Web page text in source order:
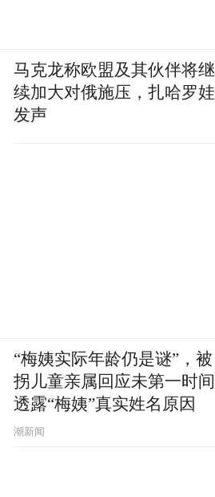
马克龙称欧盟及其伙伴将继
续加大对俄施压，扎哈罗娃
发声
“梅姨实际年龄仍是谜”，被
拐儿童亲属回应未第一时间
透露“梅姨”真实姓名原因
潮新闻